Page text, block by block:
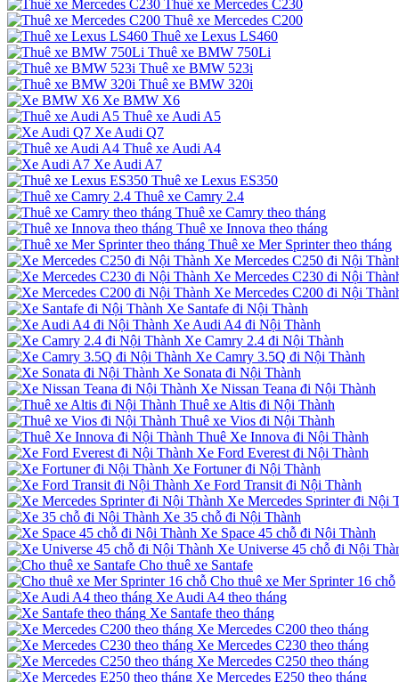
Thuê xe Mercedes C230
Thuê xe Mercedes C200
Thuê xe Lexus LS460
Thuê xe BMW 750Li
Thuê xe BMW 523i
Thuê xe BMW 320i
Xe BMW X6
Thuê xe Audi A5
Xe Audi Q7
Thuê xe Audi A4
Xe Audi A7
Thuê xe Lexus ES350
Thuê xe Camry 2.4
Thuê xe Camry theo tháng
Thuê xe Innova theo tháng
Thuê xe Mer Sprinter theo tháng
Xe Mercedes C250 đi Nội
Xe Mercedes C230 đi Nội
Xe Mercedes C200 đi Nội
Xe Santafe đi Nội Thành
Xe Audi A4 đi Nội Thành
Xe Camry 2.4 đi Nội Thành
Xe Camry 3.5Q đi Nội Thành
Xe Sonata đi Nội Thành
Xe Nissan Teana đi Nội Thành
Thuê xe Altis đi Nội Thành
Thuê xe Vios đi Nội Thành
Thuê Xe Innova đi Nội Thành
Xe Ford Everest đi Nội Thành
Xe Fortuner đi Nội Thành
Xe Ford Transit đi Nội Thành
Xe Mercedes Sprinter đi Nội
Xe 35 chỗ đi Nội Thành
Xe Space 45 chỗ đi Nội Thành
Xe Universe 45 chỗ đi Nội
Cho thuê xe Santafe
Cho thuê xe Mer Sprinter 16 chỗ
Xe Audi A4 theo tháng
Xe Santafe theo tháng
Xe Mercedes C200 theo tháng
Xe Mercedes C230 theo tháng
Xe Mercedes C250 theo tháng
Xe Mercedes E250 theo tháng